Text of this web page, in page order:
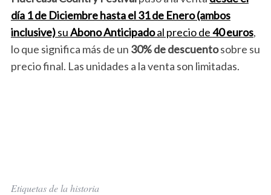
día 1 de Diciembre hasta el 31 de Enero (ambos
inclusive)suAbono Anticipadoal precio de40 euros,
lo que significa más de un 30% de descuentosobre su
precio final. Las unidades a la venta son limitadas.
Etiquetas de la historia